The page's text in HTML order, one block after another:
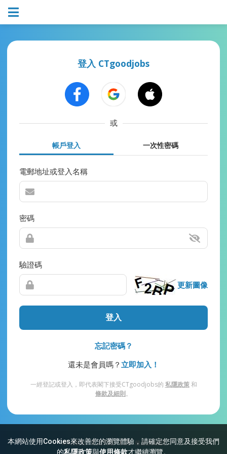
本網站使用Cookies來改善您的瀏覽體驗，請確定您同意及接受我們
的私隱政策與使用條款才繼續瀏覽。
登入 CTgoodjobs
或
帳戶登入 一次性密碼
電郵地址或登入名稱
密碼
驗證碼
更新圖像
登入
忘記密碼？
還未是會員嗎？ 立即加入！
一經登記或登入，即代表閣下接受CTgoodjobs的 私隱政策和
條款及細則。
網站索引 常見問題 私隱 條款及細則